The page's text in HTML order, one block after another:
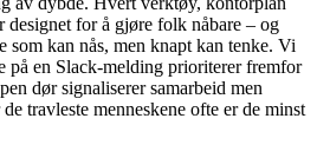
designet for å gjøre folk nåbare – og
som kan nås, men knapt kan tenke. Vi
på en Slack-melding prioriterer fremfor
dør signaliserer samarbeid men
travleste menneskene ofte er de minst